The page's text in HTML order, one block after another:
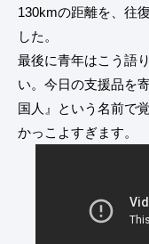
130kmの距離を、往
した。
最後に青年はこう語
い。今日の支援品を
国人』という名前で
かっこよすぎます。